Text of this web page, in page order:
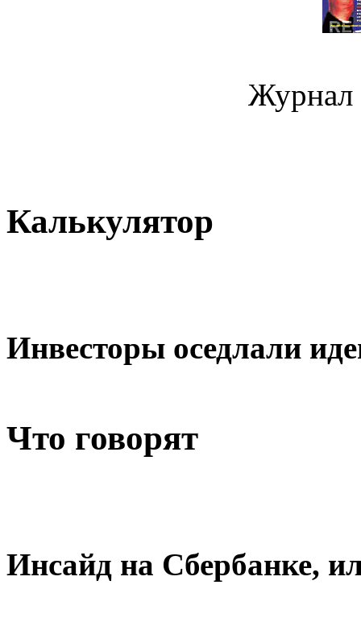
Калькулятор
Инвесторы оседлали
Что говорят
Инсайд на Сбербанке,